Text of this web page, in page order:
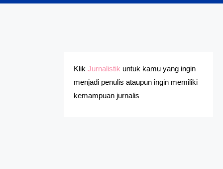
KlikJurnalistik untuk kamu yang ingin
menjadi penulis ataupun ingin memiliki
kemampuan jurnalis